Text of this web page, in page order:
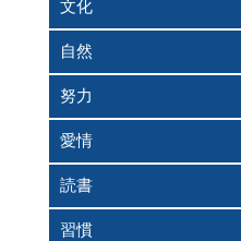
文化
自然
努力
愛情
読書
習慣